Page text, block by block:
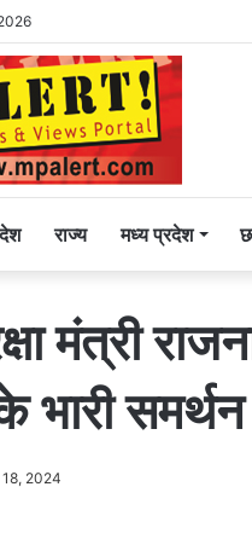
राज्य मध्य प्रदेश
मंत्री
भारी
2024